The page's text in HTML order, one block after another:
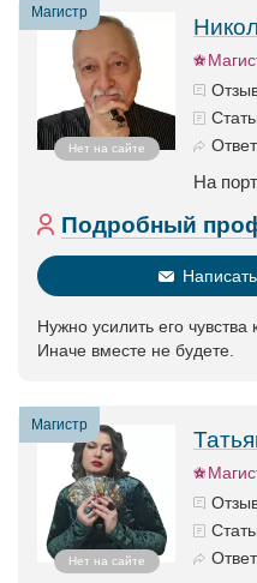
Магистр
Нет на сайте
На
Подробный
Нужно усилить его
Иначе вместе не будете.
Магистр
Нет на сайте